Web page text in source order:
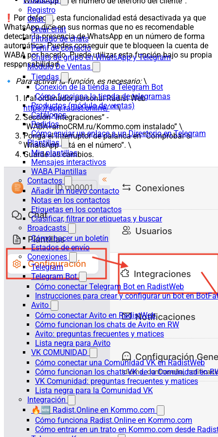
Registro
Chat
Crear chat
Filtrado de chats
Perfil de contacto
Chats de grupo en WhatsApp y Telegram
Módulo De Ventas
Tiendas
Conexión de la tienda a Telegram Bot
Cómo funciona la tienda de telegramas
Productos (módulo de ventas)
Catálogos
Pedidos
Cómo enviar un enlace a un Directorio en Telegram
Plantillas
Mis plantillas
Mensajes interactivos
WABA Plantillas
Contactos
Añadir un nuevo contacto
Notas en los contactos
Etiquetas en los contactos
Clasificar, filtrar por etiquetas y buscar
Broadcasts
Cómo hacer un boletín
Estados de envío
Conexiones
Telegram
Telegram Bot
Cómo conectar Telegram Bot en RadistWeb
Instrucciones para crear y configurar un bot en
Avito
Cómo conectar Avito en RadistWeb
Cómo funcionan los chats de Avito en RW
Avito: preguntas frecuentes y matices
Lista negra para Avito
VK COMUNIDAD
Cómo conectar una Comunidad VK en RadistWeb
Cómo funcionan los chats VK de la Comunidad en
VK Comunidad: preguntas frecuentes y matices
Lista negra para la Comunidad VK
Integración
🔥🆕 Radist.Online en Kommo.com
Cómo funciona Radist.Online en Kommo.com
Cómo entrar en un trato en Kommo.com desde
❗️Por defecto, esta funcionalidad está desactivada ya que
WhatsApp dice en sus normas que no es recomendable
detectar la presencia de WhatsApp en un número de forma
automática. Puedes conseguir que te bloqueen la cuenta de
WABA por hacerlo. Puede utilizar esta función bajo su propia
responsabilidad.
🔹 Para activar la función, es necesario:\
Ir al ordenador personal Radist Web
https://app.radist.online/
\
Sección “Integraciones” -
“WABA+amoCRM.ru/Kommo.com instalado” \
Ponga el interruptor de palanca en “Comprobar si
WhatsApp está en el número”. \
Guarde los cambios.